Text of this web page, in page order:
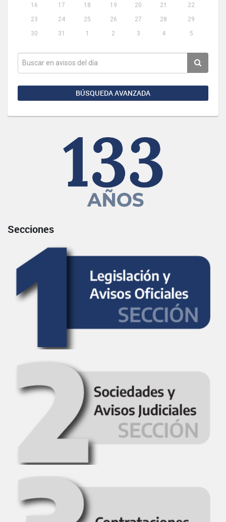
16
17 18 19 20 21
22
23
24 25 26 27 28
29
30
31 1 2 3 4 5
BÚSQUEDA AVANZADA
Secciones